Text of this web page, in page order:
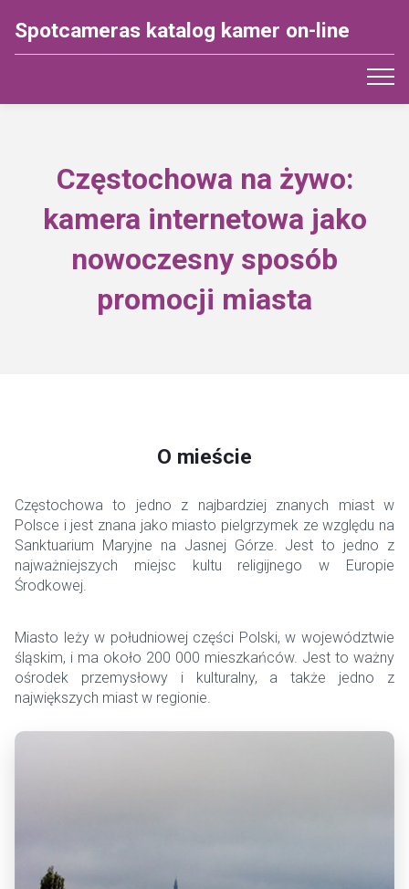
Spotcameras katalog kamer on-line
Częstochowa na żywo:
kamera internetowa jako
nowoczesny sposób
promocji miasta
O mieście
Częstochowa to jedno z najbardziej znanych miast w
Polsce i jest znana jako miasto pielgrzymek ze względu na
Sanktuarium Maryjne na Jasnej Górze. Jest to jedno z
najważniejszych miejsc kultu religijnego w Europie
Środkowej.
Miasto leży w południowej części Polski, w województwie
śląskim, i ma około 200 000 mieszkańców. Jest to ważny
ośrodek przemysłowy i kulturalny, a także jedno z
największych miast w regionie.